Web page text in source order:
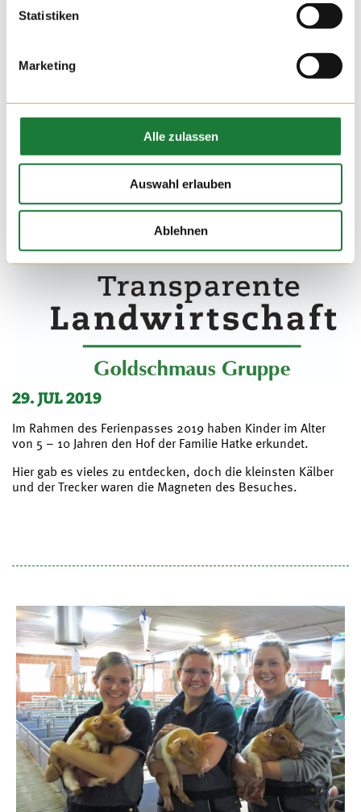
Statistiken
Marketing
Alle zulassen
Auswahl erlauben
Ablehnen
Wofür? Noch wird nichts verraten, doch für Schulkinder wird
29. JUL 2019
Im Rahmen des Ferienpasses 2019 haben Kinder im Alter
von 5 – 10 Jahren den Hof der Familie Hatke erkundet.
Hier gab es vieles zu entdecken, doch die kleinsten Kälber
und der Trecker waren die Magneten des Besuches.